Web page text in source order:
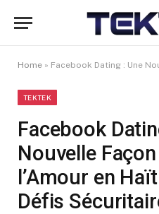
Home » Facebook Dating : Une Nouvelle Façon de
TEKTEK
Facebook
Nouvelle
l’Amour en
Défis